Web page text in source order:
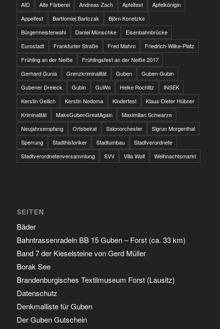
AfD
Alte Färberei Andreas Zach Apfelfest
Apfelkönigin
Appelfest
Bartłomiej Bartczak
Björn Konetzke
Bürgermeisterwahl
Daniel Münschke
Eisenbahnbrücke
Eurostadt
Frankfurter Straße Fred Mahro
Friedrich-Wilke-Platz
Frühling an der Neiße
Frühlingsfest an der Neiße 2017
Gerhard Gunia
Grenzkriminalität Guben
Guben-Gubin
Gubener Dreieck
Gubin GuWo Heike Rochlitz
INSEK
Kerstin Geilich
Kerstin Nedoma Kinderfest
Klaus-Dieter Hübner
Kriminalität
MakeGubenGreatAgain
Maximilian Schwarze
Neujahrsempfang
Ortsbeirat Salonorchester
Sigrun Morgenthal
Sperrung
Stadthistoriker Stadtumbau
Stadtverordnete
Stadtverordnetenversammlung
SVV Villa Wolf Weihnachtsmarkt
SEITEN
Bäder
Bahntrassenradeln BB 15 Guben – Forst (ca. 33 km)
Band 7 der Kieselsteine von Gerd Müller
Borak See
Brandenburgisches Textilmuseum Forst (Lausitz)
Datenschutz
Denkmalliste für Guben
Der Guben Gutschein